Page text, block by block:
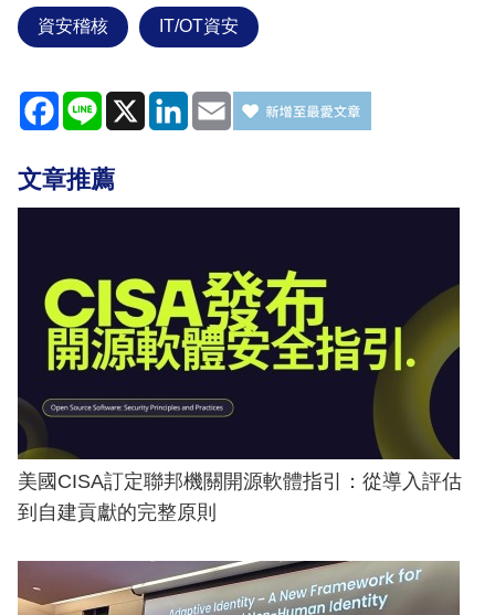
資安稽核 IT/OT資安
Facebook
Line X LinkedIn
Email
文章推薦
美國CISA訂定聯邦機關開源軟體指引：從導入評估
到自建貢獻的完整原則